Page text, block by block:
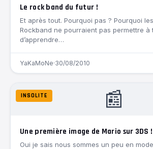
Le rock band du futur !
Et après tout. Pourquoi pas ? Pourquoi
Rockband ne pourraient pas permettre à
d’apprendre…
YaKaMoNe·30/08/2010
📰
INSOLITE
Une première image de Mario sur 3DS !
Oui je sais nous sommes un peu en